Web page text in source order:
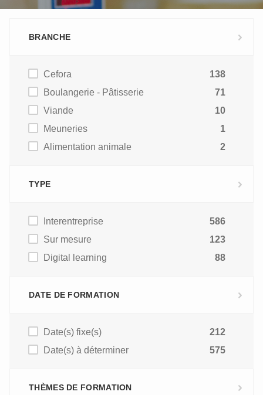
BRANCHE
Cefora
138
Boulangerie - Pâtisserie
71
Viande
10
Meuneries
1
Alimentation animale
2
TYPE
Interentreprise
586
Sur mesure
123
Digital learning
88
DATE DE FORMATION
Date(s) fixe(s)
212
Date(s) à déterminer
575
THÈMES DE FORMATION